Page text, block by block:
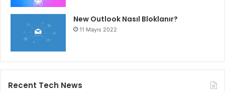
New Outlook Nasıl Bloklanır?
11 Mayıs 2022
Recent Tech News